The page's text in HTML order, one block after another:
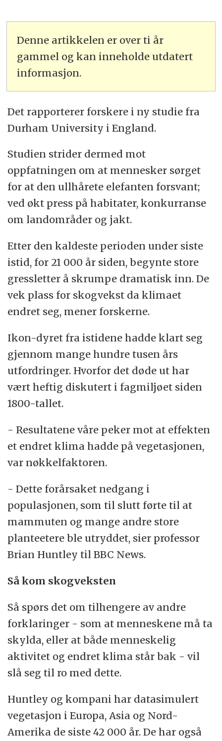
Denne artikkelen er over ti år
gammel og kan inneholde utdatert
informasjon.
Det rapporterer forskere i ny studie fra
Durham University i England.
Studien strider dermed mot
oppfatningen om at mennesker sørget
for at den ullhårete elefanten forsvant;
ved økt press på habitater, konkurranse
om landområder og jakt.
Etter den kaldeste perioden under siste
istid, for 21 000 år siden, begynte store
gressletter å skrumpe dramatisk inn. De
vek plass for skogvekst da klimaet
endret seg, mener forskerne.
Ikon-dyret fra istidene hadde klart seg
gjennom mange hundre tusen års
utfordringer. Hvorfor det døde ut har
vært heftig diskutert i fagmiljøet siden
1800-tallet.
- Resultatene våre peker mot at effekten
et endret klima hadde på vegetasjonen,
var nøkkelfaktoren.
- Dette forårsaket nedgang i
populasjonen, som til slutt førte til at
mammuten og mange andre store
planteetere ble utryddet, sier professor
Brian Huntley til BBC News.
Så kom skogveksten
Så spørs det om tilhengere av andre
forklaringer - som at menneskene må ta
skylda, eller at både menneskelig
aktivitet og endret klima står bak - vil
slå seg til ro med dette.
Huntley og kompani har datasimulert
vegetasjon i Europa, Asia og Nord-
Amerika de siste 42 000 år. De har også